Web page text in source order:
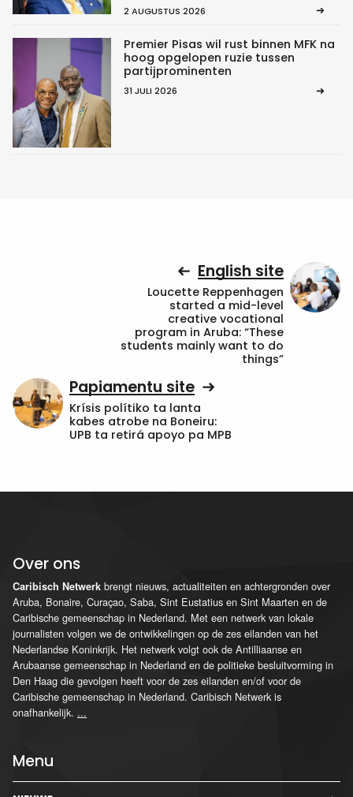
2 AUGUSTUS 2026
Premier Pisas wil rust binnen MFK na
hoog opgelopen ruzie tussen
partijprominenten
31 JULI 2026
English site
Loucette Reppenhagen
started a mid-level
creative vocational
program in Aruba: “These
students mainly want to do
things”
Papiamentu site
Krísis polítiko ta lanta
kabes atrobe na Boneiru:
UPB ta retirá apoyo pa MPB
Over ons
Caribisch Netwerk brengt nieuws, actualiteiten en achtergronden over
Aruba, Bonaire, Curaçao, Saba, Sint Eustatius en Sint Maarten en de
Caribische gemeenschap in Nederland. Met een netwerk van lokale
journalisten volgen we de ontwikkelingen op de zes eilanden van het
Nederlandse Koninkrijk. Het netwerk volgt ook de Antilliaanse en
Arubaanse gemeenschap in Nederland en de politieke besluitvorming in
Den Haag die gevolgen heeft voor de zes eilanden en/of voor de
Caribische gemeenschap in Nederland. Caribisch Netwerk is
onafhankelijk. ...
Menu